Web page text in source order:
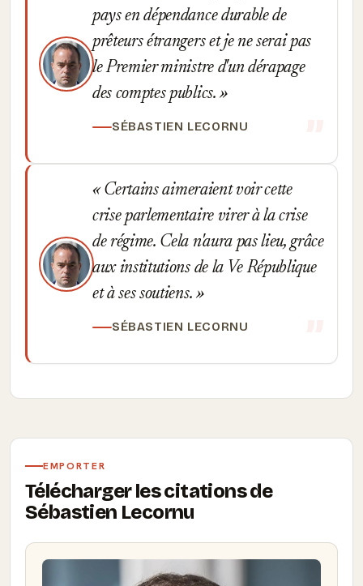
pays en dépendance durable de
prêteurs étrangers et je ne serai pas
le Premier ministre d'un dérapage
des comptes publics.
SÉBASTIEN LECORNU
Certains aimeraient voir cette
crise parlementaire virer à la crise
de régime. Cela n'aura pas lieu, grâce
aux institutions de la Ve République
et à ses soutiens.
SÉBASTIEN LECORNU
EMPORTER
Télécharger les citations de
Sébastien Lecornu